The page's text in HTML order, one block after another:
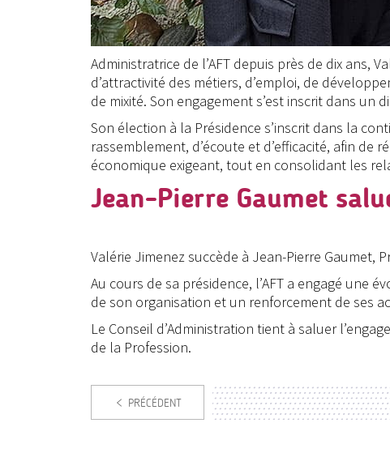
Administratrice de l’AFT depuis près de dix ans,
d’attractivité des métiers, d’emploi, de
de mixité. Son engagement s’est inscrit dans un
Son élection à la Présidence s’inscrit dans la
rassemblement, d’écoute et d’efficacité, afin
économique exigeant, tout en consolidant les
Jean-Pierre Gaumet
Valérie Jimenez succède à Jean-Pierre Gaumet,
Au cours de sa présidence, l’AFT a engagé une
de son organisation et un renforcement de ses
Le Conseil d’Administration tient à saluer
de la Profession.
PRÉCÉDENT